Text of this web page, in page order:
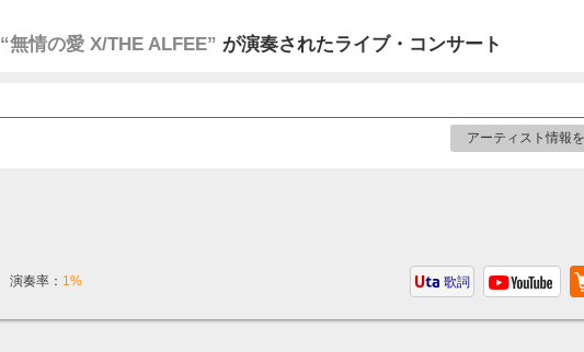
“無情の愛 X/THE ALFEE” が演奏されたライブ・コンサート
アーティスト情報
演奏率： 1% 歌詞